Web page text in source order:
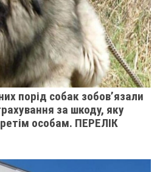
порід собак зобов’язали
за шкоду, яку
особам. ПЕРЕЛІК